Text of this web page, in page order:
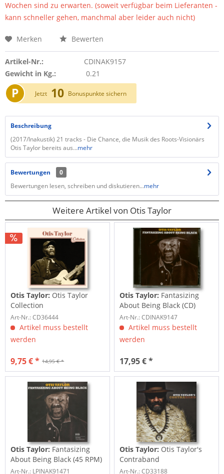
Wochen sind zu erwarten. (soweit verfügbar beim Lieferanten -
kann schneller gehen, manchmal aber leider auch nicht)
Merken Bewerten
Artikel-Nr.:
CDINAK9157
Gewicht in Kg.:
0.21
P Jetzt 10 Bonuspunkte sichern
Beschreibung
(2017/Inakustik) 21 tracks - Die Chance, die Musik des Roots-Visionärs
Otis Taylor bereits aus...mehr
Bewertungen
0
Bewertungen lesen, schreiben und diskutieren...mehr
Weitere Artikel von Otis Taylor
Otis Taylor: Otis Taylor
Collection
Art-Nr.: CD36444
Artikel muss bestellt
werden
14,95 € *
9,75 € *
Otis Taylor: Fantasizing
About Being Black (CD)
Art-Nr.: CDINAK9147
Artikel muss bestellt
werden
17,95 € *
Otis Taylor: Fantasizing
About Being Black (45 RPM)
(2-LP,...
Art-Nr.: LPINAK91471
Otis Taylor: Otis Taylor's
Contraband
Art-Nr.: CD33188